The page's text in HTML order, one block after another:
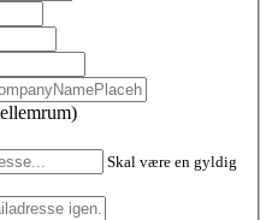
Skal være en gyldig